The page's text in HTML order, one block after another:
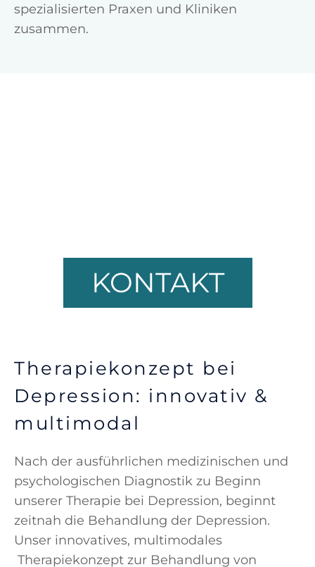
spezialisierten Praxen und Kliniken
zusammen.
KONTAKT
Therapiekonzept bei
Depression: innovativ &
multimodal
Nach der ausführlichen medizinischen und
psychologischen Diagnostik zu Beginn
unserer Therapie bei Depression, beginnt
zeitnah die Behandlung der Depression.
Unser innovatives, multimodales
Therapiekonzept zur Behandlung von